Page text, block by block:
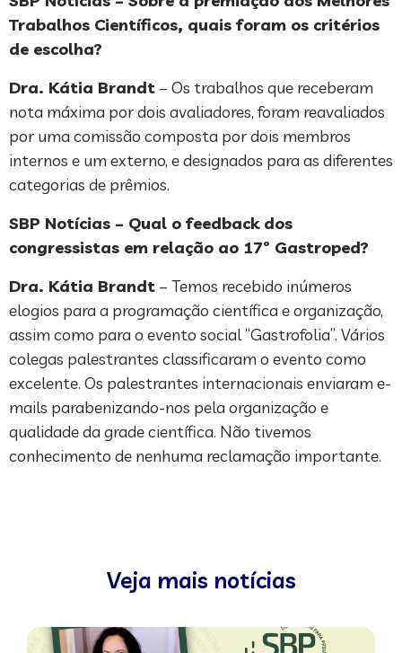
Trabalhos Científicos, quais foram os critérios
de escolha?
Dra. Kátia Brandt – Os trabalhos que receberam
nota máxima por dois avaliadores, foram reavaliados
por uma comissão composta por dois membros
internos e um externo, e designados para as diferentes
categorias de prêmios.
SBP Notícias – Qual o feedback dos
congressistas em relação ao 17º Gastroped?
Dra. Kátia Brandt – Temos recebido inúmeros
elogios para a programação científica e organização,
assim como para o evento social “Gastrofolia”. Vários
colegas palestrantes classificaram o evento como
excelente. Os palestrantes internacionais enviaram e-
mails parabenizando-nos pela organização e
qualidade da grade científica. Não tivemos
conhecimento de nenhuma reclamação importante.
Veja mais notícias